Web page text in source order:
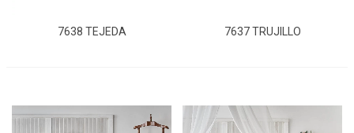
7638 TEJEDA 7637 TRUJILLO